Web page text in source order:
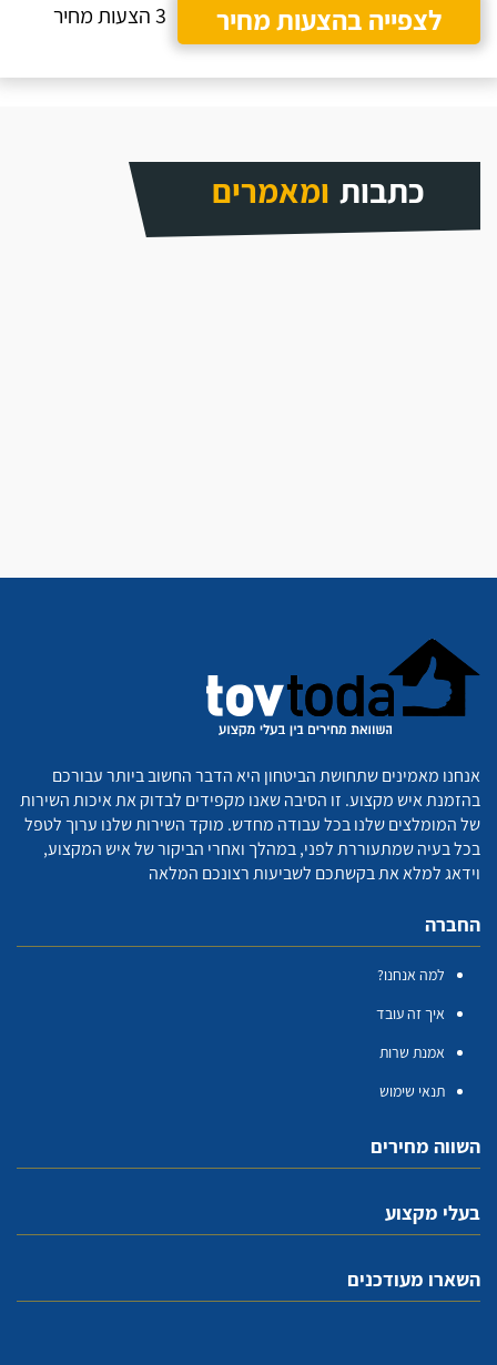
לצפייה בהצעות מחיר
3 הצעות מחיר
כתבות ומאמרים
אנחנו מאמינים שתחושת הביטחון היא הדבר החשוב ביותר עבורכם
בהזמנת איש מקצוע. זו הסיבה שאנו מקפידים לבדוק את איכות השירות
של המומלצים שלנו בכל עבודה מחדש. מוקד השירות שלנו ערוך לטפל
בכל בעיה שמתעוררת לפני, במהלך ואחרי הביקור של איש המקצוע,
וידאג למלא את בקשתכם לשביעות רצונכם המלאה
החברה
למה אנחנו?
איך זה עובד
אמנת שרות
תנאי שימוש
השווה מחירים
בעלי מקצוע
השארו מעודכנים